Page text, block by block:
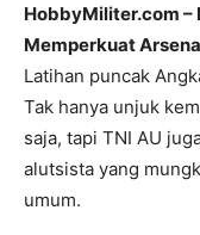
HobbyMiliter.com –
Memperkuat
Latihan puncak
Tak hanya unjuk
saja, tapi TNI AU
alutsista yang
umum.